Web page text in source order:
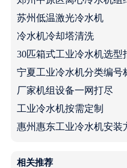
苏州低温激光冷水机
冷水机冷却塔清洗
30匹箱式工业冷水机选型
宁夏工业冷水机分类编号
厂家机组设备一网打尽
工业冷水机按需定制
惠州惠东工业冷水机安装
相关推荐